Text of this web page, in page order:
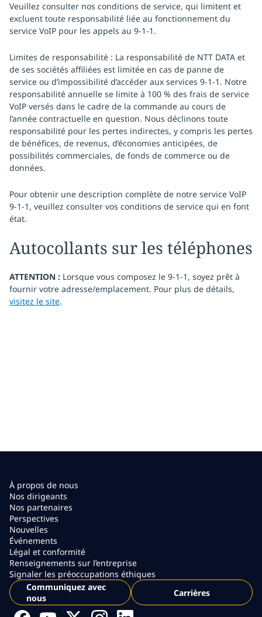
Veuillez consulter nos conditions de service, qui limitent et
excluent toute responsabilité liée au fonctionnement du
service VoIP pour les appels au 9-1-1.
Limites de responsabilité : La responsabilité de NTT DATA et
de ses sociétés affiliées est limitée en cas de panne de
service ou d’impossibilité d’accéder aux services 9-1-1. Notre
responsabilité annuelle se limite à 100 % des frais de service
VoIP versés dans le cadre de la commande au cours de
l’année contractuelle en question. Nous déclinons toute
responsabilité pour les pertes indirectes, y compris les pertes
de bénéfices, de revenus, d’économies anticipées, de
possibilités commerciales, de fonds de commerce ou de
données.
Pour obtenir une description complète de notre service VoIP
9-1-1, veuillez consulter vos conditions de service qui en font
état.
Autocollants sur les téléphones
ATTENTION : Lorsque vous composez le 9-1-1, soyez prêt à
fournir votre adresse/emplacement. Pour plus de détails,
visitez le site.
À propos de nous
Nos dirigeants
Nos partenaires
Perspectives
Nouvelles
Événements
Légal et conformité
Renseignements sur l’entreprise
Signaler les préoccupations éthiques
Communiquez avec
nous
Carrières